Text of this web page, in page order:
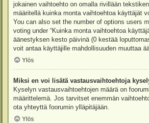
jokainen vaihtoehto on omalla rivillään
määritellä kuinka monta vaihtoehtoa käyttäjät
You can also set the number of options users
voting under “Kuinka monta vaihtoehtoa
äänestyksen kesto päivinä (0 kestää
voit antaa käyttäjille mahdollisuuden muuttaa
Ylös
Miksi en voi lisätä vastausvaihtoehtoja
Kyselyn vastausvaihtoehtojen määrä on
määrittelemä. Jos tarvitset enemmän
ota yhteyttä foorumin ylläpitäjään.
Ylös